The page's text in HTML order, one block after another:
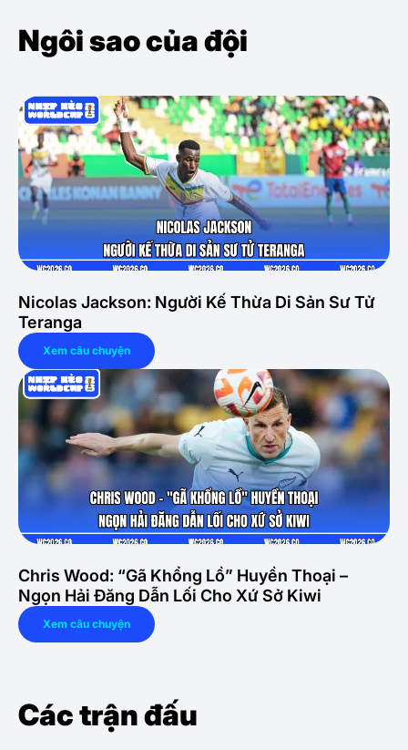
Ngôi sao của đội
Nicolas Jackson: Người Kế Thừa Di Sản Sư Tử
Teranga
Xem câu chuyện
Chris Wood: “Gã Khổng Lồ” Huyền Thoại –
Ngọn Hải Đăng Dẫn Lối Cho Xứ Sở Kiwi
Xem câu chuyện
Các trận đấu